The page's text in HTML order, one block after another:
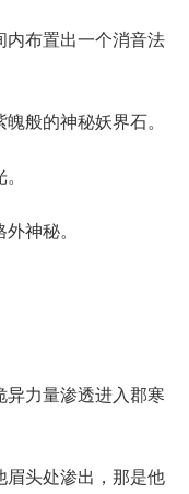
内布置出一个消音法
般的神秘妖界石。
神秘。
异力量渗透进入郡寒
眉头处渗出，那是他